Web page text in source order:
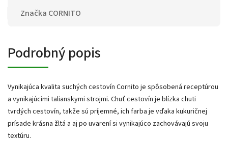
Značka CORNITO
Podrobný popis
Vynikajúca kvalita suchých cestovín Cornito je spôsobená receptúrou
a vynikajúcimi talianskymi strojmi. Chuť cestovín je blízka chuti
tvrdých cestovín, takže sú príjemné, ich farba je vďaka kukuričnej
prísade krásna žltá a aj po uvarení si vynikajúco zachovávajú svoju
textúru.